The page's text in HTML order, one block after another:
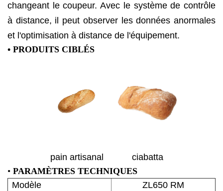
changeant le coupeur. Avec le système de contrôle
à distance, il peut observer les données anormales
et l'optimisation à distance de l'équipement.
• PRODUITS CIBLÉS
pain artisanal
ciabatta
• PARAMÈTRES TECHNIQUES
Modèle
ZL650 RM